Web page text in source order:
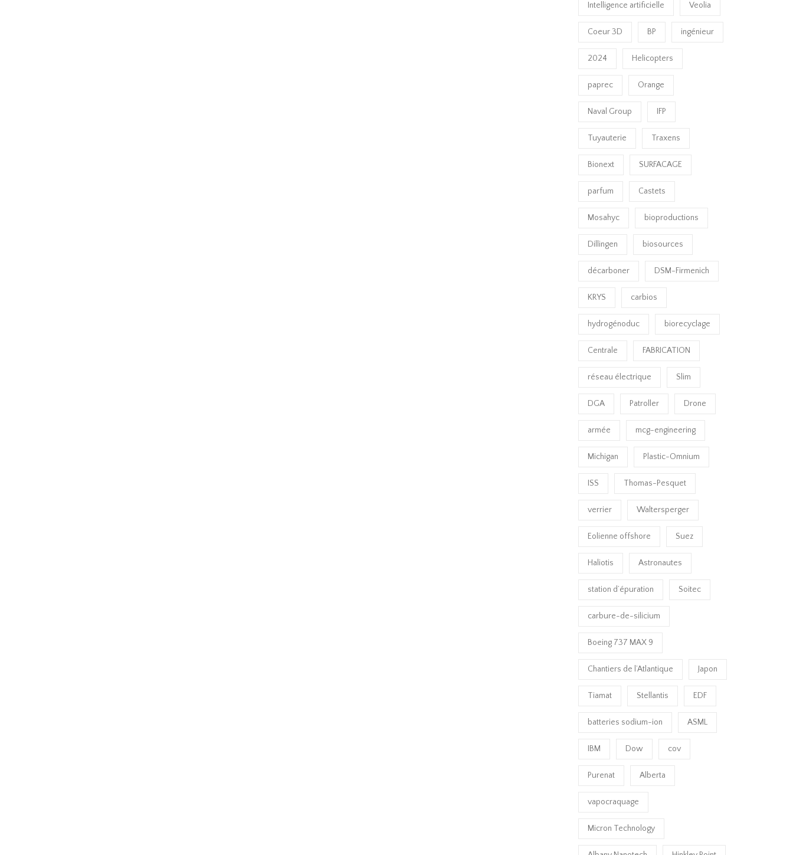
Intelligence artificielle Veolia
Coeur 3D BP ingénieur
2024 Helicopters
paprec Orange
Naval Group IFP
Tuyauterie Traxens
Bionext SURFACAGE
parfum Castets
Mosahyc bioproductions
Dillingen biosources
décarboner DSM-Firmenich
KRYS carbios
hydrogénoduc biorecyclage
Centrale FABRICATION
réseau électrique Slim
DGA Patroller Drone
armée mcg-engineering
Michigan Plastic-Omnium
ISS Thomas-Pesquet
verrier Waltersperger
Eolienne offshore Suez
Haliotis Astronautes
station d’épuration Soitec
carbure-de-silicium
Boeing 737 MAX 9
Chantiers de l’Atlantique Japon
Tiamat Stellantis EDF
batteries sodium-ion ASML
IBM Dow cov
Purenat Alberta
vapocraquage
Micron Technology